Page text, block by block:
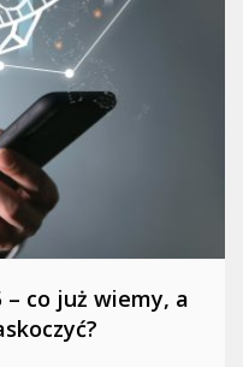
co już wiemy, a